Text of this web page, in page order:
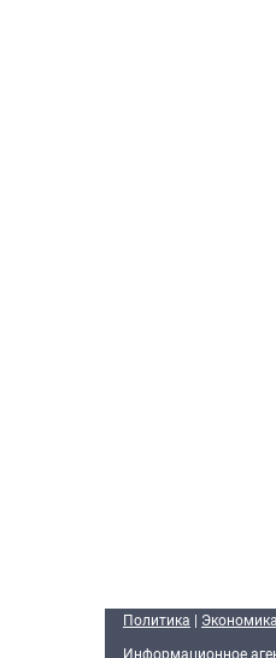
Политика | Экономика
Информационное